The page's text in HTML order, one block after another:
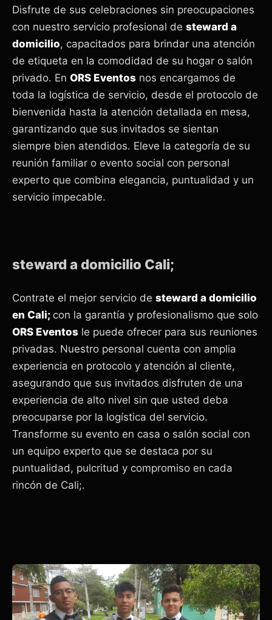
Disfrute de sus celebraciones sin preocupaciones
con nuestro servicio profesional de steward a
domicilio, capacitados para brindar una atención
de etiqueta en la comodidad de su hogar o salón
privado. En ORS Eventos nos encargamos de
toda la logística de servicio, desde el protocolo de
bienvenida hasta la atención detallada en mesa,
garantizando que sus invitados se sientan
siempre bien atendidos. Eleve la categoría de su
reunión familiar o evento social con personal
experto que combina elegancia, puntualidad y un
servicio impecable.
steward a domicilio Cali;
Contrate el mejor servicio de steward a domicilio
en Cali; con la garantía y profesionalismo que solo
ORS Eventos le puede ofrecer para sus reuniones
privadas. Nuestro personal cuenta con amplia
experiencia en protocolo y atención al cliente,
asegurando que sus invitados disfruten de una
experiencia de alto nivel sin que usted deba
preocuparse por la logística del servicio.
Transforme su evento en casa o salón social con
un equipo experto que se destaca por su
puntualidad, pulcritud y compromiso en cada
rincón de Cali;.